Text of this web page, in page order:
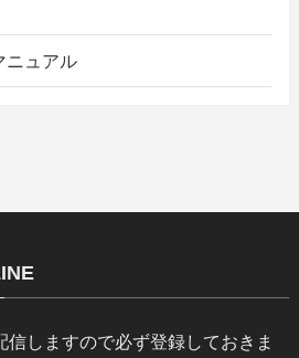
ニュアル
しますので必ず登録しておきま